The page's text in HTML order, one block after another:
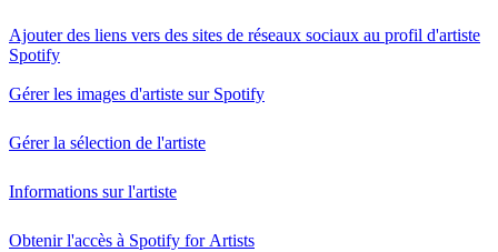
Ajouter des liens vers des sites de réseaux sociaux au profil d'artiste
Spotify
Gérer les images d'artiste sur Spotify
Gérer la sélection de l'artiste
Informations sur l'artiste
Obtenir l'accès à Spotify for Artists